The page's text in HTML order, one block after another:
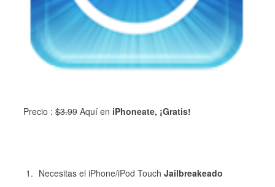
Precio : $3.99 Aquí en iPhoneate, ¡Gratis!
Necesitas el iPhone/iPod Touch Jailbreakeado